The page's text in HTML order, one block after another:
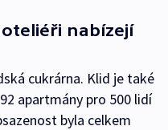
nabízejí
cukrárna. Klid je také
apartmány pro 500 lidí
byla celkem